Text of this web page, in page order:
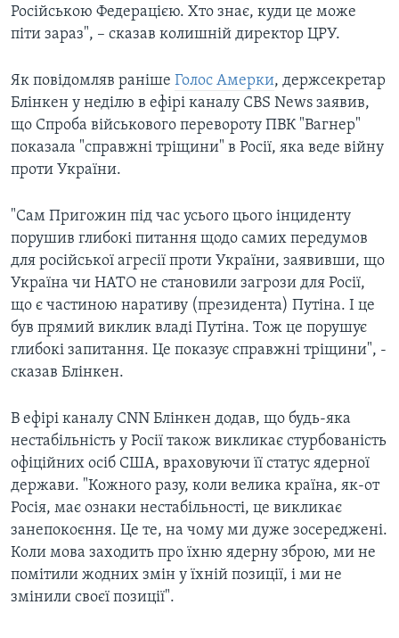
Російською Федерацією. Хто знає, куди це може
піти зараз", – сказав колишній директор ЦРУ.
Як повідомляв раніше Голос Амерки, держсекретар
Блінкен у неділю в ефірі каналу CBS News заявив,
що Спроба військового перевороту ПВК "Вагнер"
показала "справжні тріщини" в Росії, яка веде війну
проти України.
"Сам Пригожин під час усього цього інциденту
порушив глибокі питання щодо самих передумов
для російської агресії проти України, заявивши, що
Україна чи НАТО не становили загрози для Росії,
що є частиною наративу (президента) Путіна. І це
був прямий виклик владі Путіна. Тож це порушує
глибокі запитання. Це показує справжні тріщини", -
сказав Блінкен.
В ефірі каналу CNN Блінкен додав, що будь-яка
нестабільність у Росії також викликає стурбованість
офіційних осіб США, враховуючи її статус ядерної
держави. "Кожного разу, коли велика країна, як-от
Росія, має ознаки нестабільності, це викликає
занепокоєння. Це те, на чому ми дуже зосереджені.
Коли мова заходить про їхню ядерну зброю, ми не
помітили жодних змін у їхній позиції, і ми не
змінили своєї позиції".